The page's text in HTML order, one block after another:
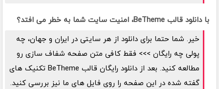
با دانلود قالب BeTheme، امنیت سایت شما به خطر می افتد؟
خیر. شما حتما برای دانلود از هر سایتی در ایران و جهان، چه
پولی چه رایگان >>> فقط کافی متن صفحه شفاف سازی رو
مطالعه کنید. بعد از دانلود رایگان قالب BeTheme تکنیک های
گفته شده در این صفحه را روی فایل های ما نیز بررسی کنید.